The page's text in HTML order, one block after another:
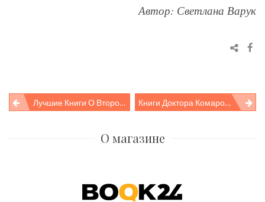
Автор: Светлана Варук
Post
Лучшие Книги О Второй Мировой Войне Книги Доктора Комаровского: Лучший Подарок Для Мам И Пап
О магазине